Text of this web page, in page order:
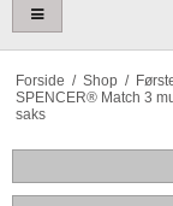
Forside / Shop /
SPENCER® Match 3
saks